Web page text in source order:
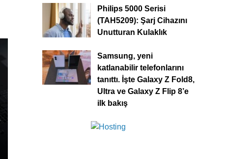
Philips 5000 Serisi
(TAH5209): Şarj Cihazını
Unutturan Kulaklık
Samsung, yeni
katlanabilir telefonlarını
tanıttı. İşte Galaxy Z Fold8,
Ultra ve Galaxy Z Flip 8’e
ilk bakış